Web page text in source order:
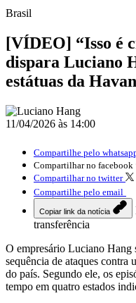
Brasil
[VÍDEO] “Isso é
dispara Luciano
estátuas da Havan
11/04/2026 às 14:00
Compartilhe pelo
Compartilhar no facebook
Compartilhar no twitter
Compartilhe pelo email
Copiar link da notícia
transferência
O empresário Luciano Hang
sequência de ataques contra
do país. Segundo ele, os
tempo em quatro estados